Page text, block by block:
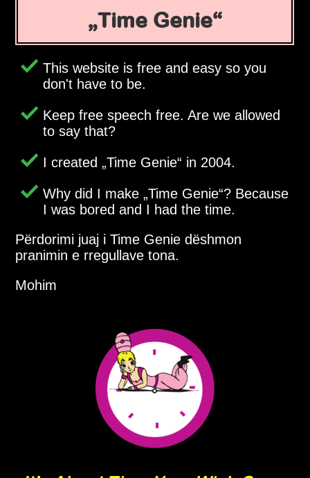
Time Genie
This website is free and easy so you
don't have to be.
Keep free speech free. Are we allowed
to say that?
I created Time Genie in 2004.
Why did I make Time Genie ? Because
I was bored and I had the time.
Përdorimi juaj i Time Genie dëshmon
pranimin e rregullave tona.
Mohim